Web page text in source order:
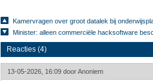
Kamervragen over groot datalek bij
Minister: alleen commerciële hacksoftware
Reacties (4)
13-05-2026, 16:09 doorAnoniem